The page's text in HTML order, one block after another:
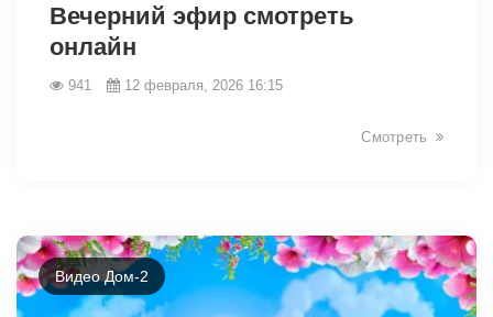
Вечерний эфир смотреть
онлайн
941 12 февраля, 2026 16:15
Смотреть
Видео Дом-2